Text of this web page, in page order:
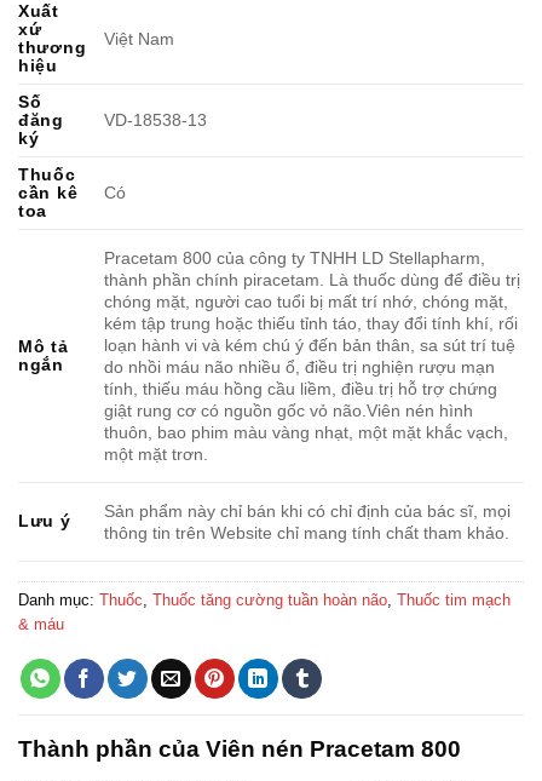
Xuất
xứ
thương
hiệu
Việt Nam
Số
đăng
ký
VD-18538-13
Thuốc
cần kê
toa
Có
Mô tả
ngắn
Pracetam 800 của công ty TNHH LD Stellapharm,
thành phần chính piracetam. Là thuốc dùng để điều trị
chóng mặt, người cao tuổi bị mất trí nhớ, chóng mặt,
kém tập trung hoặc thiếu tỉnh táo, thay đổi tính khí, rối
loạn hành vi và kém chú ý đến bản thân, sa sút trí tuệ
do nhồi máu não nhiều ổ, điều trị nghiện rượu mạn
tính, thiếu máu hồng cầu liềm, điều trị hỗ trợ chứng
giật rung cơ có nguồn gốc vỏ não.Viên nén hình
thuôn, bao phim màu vàng nhạt, một mặt khắc vạch,
một mặt trơn.
Lưu ý
Sản phẩm này chỉ bán khi có chỉ định của bác sĩ, mọi
thông tin trên Website chỉ mang tính chất tham khảo.
Danh mục: Thuốc, Thuốc tăng cường tuần hoàn não, Thuốc tim mạch
& máu
Thành phần của Viên nén Pracetam 800